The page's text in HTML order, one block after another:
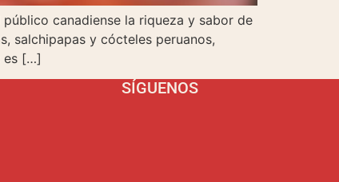
canadiense la riqueza y sabor de
salchipapas y cócteles peruanos,
es […]
SÍGUENOS